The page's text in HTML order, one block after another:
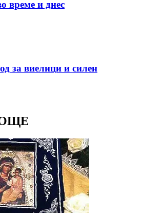
време и днес
за виелици и силен